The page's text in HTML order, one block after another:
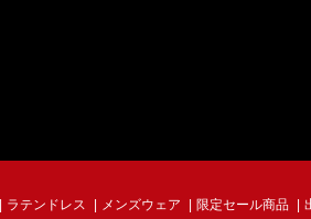
ラテンドレス メンズウェア 限定セール商品